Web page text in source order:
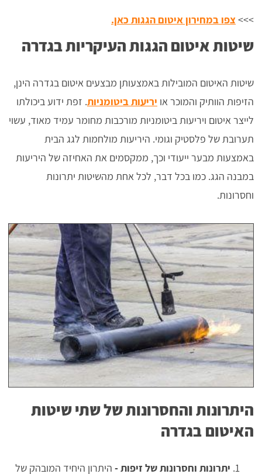
>>>צפו במחירון איטום הגגות כאן.
שיטות איטום הגגות העיקריות בגדרה
שיטות האיטום המובילות באמצעותן מבצעים איטום בגדרה הינן,
הזיפות הוותיק והמוכר או יריעות ביטומניות. זפת ידוע ביכולתו
לייצר איטום ויריעות ביטומניות מורכבות מחומר עמיד מאוד, עשוי
תערובת של פלסטיק וגומי. היריעות מולחמות לגג הבית
באמצעות מבער ייעודי וכך, ממקסמים את האחיזה של היריעות
במבנה הגג. כמו בכל דבר, לכל אחת מהשיטות יתרונות
וחסרונות.
היתרונות והחסרונות של שתי שיטות
האיטום בגדרה
יתרונות וחסרונות של זיפות - היתרון היחיד המובהק של